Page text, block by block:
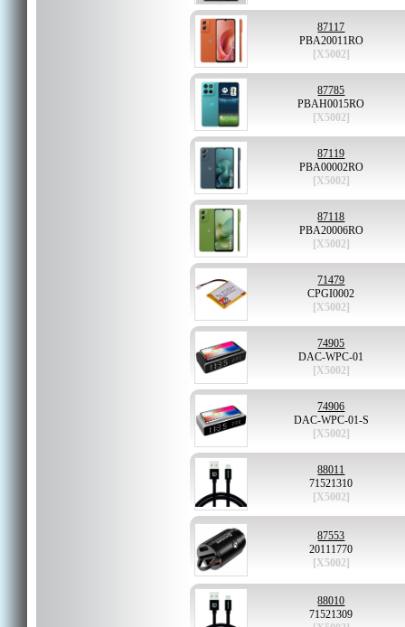
87117
PBA20011RO
[X5002]
87785
PBAH0015RO
[X5002]
87119
PBA00002RO
[X5002]
87118
PBA20006RO
[X5002]
71479
CPGI0002
[X5002]
74905
DAC-WPC-01
[X5002]
74906
DAC-WPC-01-S
[X5002]
88011
71521310
[X5002]
87553
20111770
[X5002]
88010
71521309